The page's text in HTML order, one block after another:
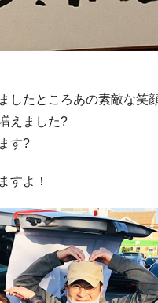
したところあの素敵な笑
えました?
す?
すよ！